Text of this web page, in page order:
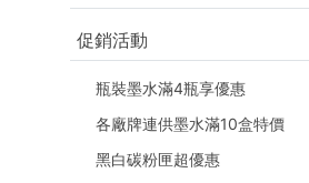
促銷活動
瓶裝墨水滿4瓶享優惠
各廠牌連供墨水滿10盒特價
黑白碳粉匣超優惠